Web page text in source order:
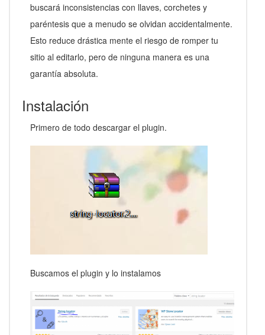
buscará inconsistencias con llaves, corchetes y
paréntesis que a menudo se olvidan accidentalmente.
Esto reduce drástica mente el riesgo de romper tu
sitio al editarlo, pero de ninguna manera es una
garantía absoluta.
Instalación
Primero de todo descargar el plugin.
Buscamos el plugin y lo instalamos